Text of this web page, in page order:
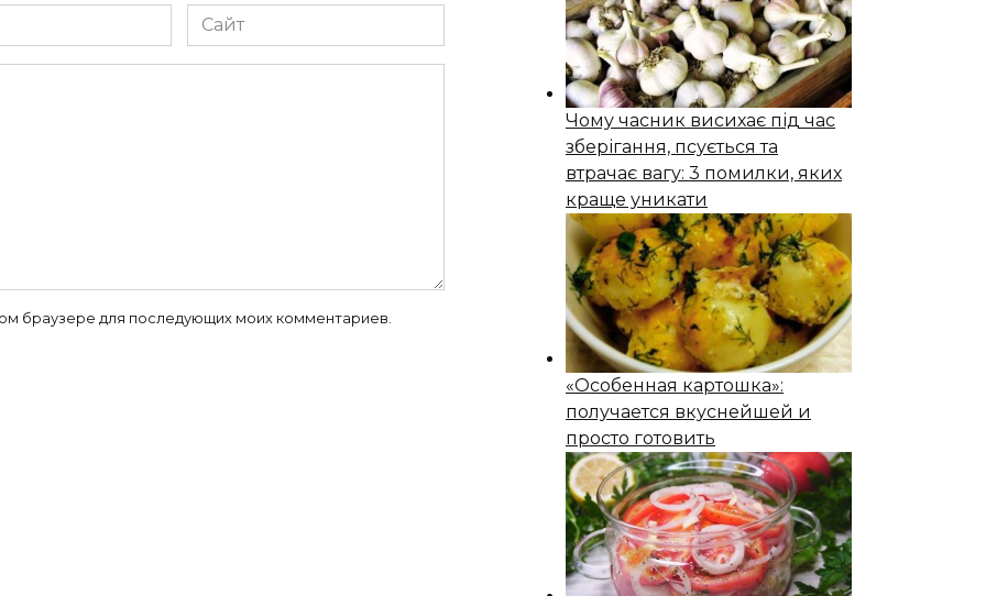
Сайт
браузере для последующих моих комментариев.
Чому часник висихає під час
зберігання, псується та
втрачає вагу: 3 помилки, яких
краще уникати
«Особенная картошка»:
получается вкуснейшей и
просто готовить